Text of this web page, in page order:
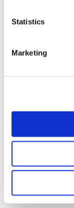
Statistics
Marketing